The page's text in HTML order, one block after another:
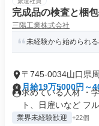
完成品の検査と梱
三陽工業株式会社
未経験から始められ
〒745-0034山口県
月給19万5000円～
求めている人材 ・
ト、日雇いなど フル
業界未経験歓迎 +22個